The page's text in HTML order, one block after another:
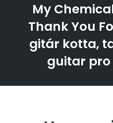
My
Thank You
gitár kotta,
guitar